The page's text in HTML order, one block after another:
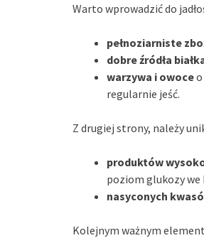
Warto wprowadzić do
pełnoziarniste
dobre źródła
warzywa i owoce
regularnie jeść.
Z drugiej strony, należy
produktów
poziom glukozy we
nasyconych
Kolejnym ważnym